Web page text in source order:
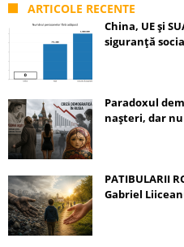
ARTICOLE RECENTE
China, UE și
siguranță
Paradoxul
nașteri, dar
PATIBULARII
Gabriel